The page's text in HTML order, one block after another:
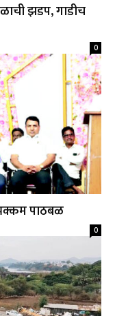
झडप, गाडीच
0
पाठबळ
0